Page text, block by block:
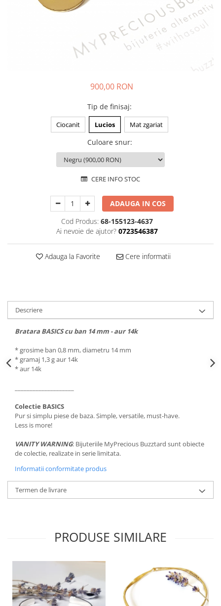
AN-TAN-TICHITAN
900,00 RON
Tip de finisaj:
Ciocanit Lucios Mat zgariat
Culoare snur:
CERE INFO STOC
ADAUGA IN COS
Cod Produs: 68-155123-4637
Ai nevoie de ajutor? 0723546387
Adauga la Favorite Cere informatii
Descriere
Bratara BASICS cu ban 14 mm - aur 14k
* grosime ban 0,8 mm, diametru 14 mm
* gramaj 1,3 g aur 14k
* aur 14k
Colectie BASICS
Pur si simplu piese de baza. Simple, versatile, must-have.
Less is more!
VANITY WARNING: Bijuteriile MyPrecious Buzztard sunt obiecte
de colectie, realizate in serie limitata.
Informatii conformitate produs
Termen de livrare
PRODUSE SIMILARE